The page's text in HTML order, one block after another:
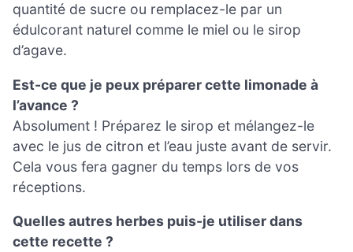
quantité de sucre ou remplacez-le par un
édulcorant naturel comme le miel ou le sirop
d’agave.
Est-ce que je peux préparer cette limonade à
l’avance ?
Absolument ! Préparez le sirop et mélangez-le
avec le jus de citron et l’eau juste avant de servir.
Cela vous fera gagner du temps lors de vos
réceptions.
Quelles autres herbes puis-je utiliser dans
cette recette ?